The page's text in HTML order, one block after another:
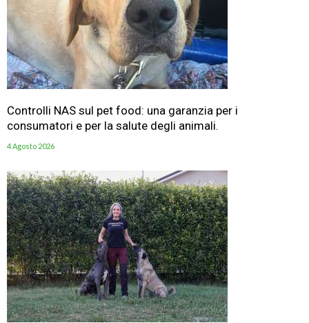
Controlli NAS sul pet food: una garanzia per i
consumatori e per la salute degli animali.
4 Agosto 2026